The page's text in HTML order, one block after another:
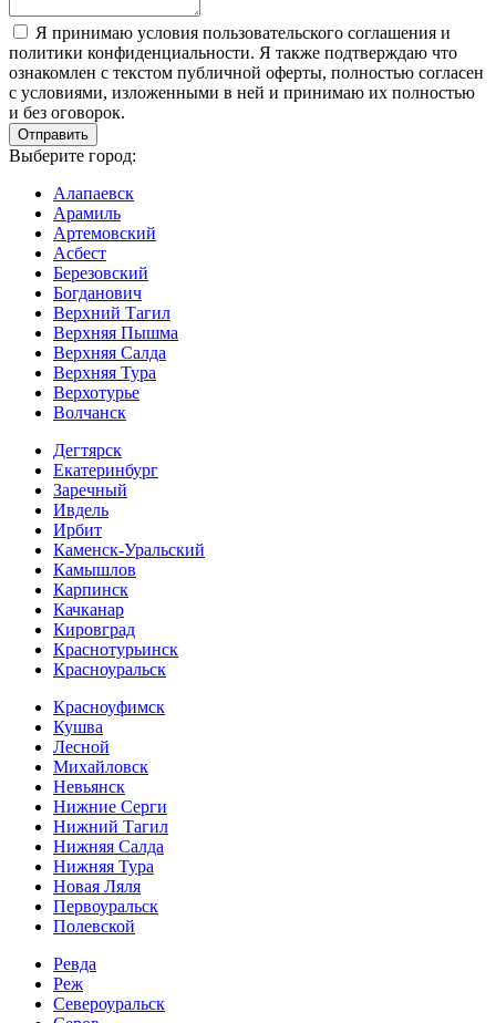
Я принимаю условия пользовательского соглашения и
политики конфиденциальности. Я также подтверждаю что
ознакомлен с текстом публичной оферты, полностью согласен
с условиями, изложенными в ней и принимаю их полностью
и без оговорок.
Выберите город:
Алапаевск
Арамиль
Артемовский
Асбест
Березовский
Богданович
Верхний Тагил
Верхняя Пышма
Верхняя Салда
Верхняя Тура
Верхотурье
Волчанск
Дегтярск
Екатеринбург
Заречный
Ивдель
Ирбит
Каменск-Уральский
Камышлов
Карпинск
Качканар
Кировград
Краснотурьинск
Красноуральск
Красноуфимск
Кушва
Лесной
Михайловск
Невьянск
Нижние Серги
Нижний Тагил
Нижняя Салда
Нижняя Тура
Новая Ляля
Первоуральск
Полевской
Ревда
Реж
Североуральск